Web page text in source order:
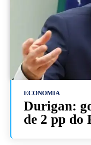
ECONOMIA
Durigan:
de 2 pp do